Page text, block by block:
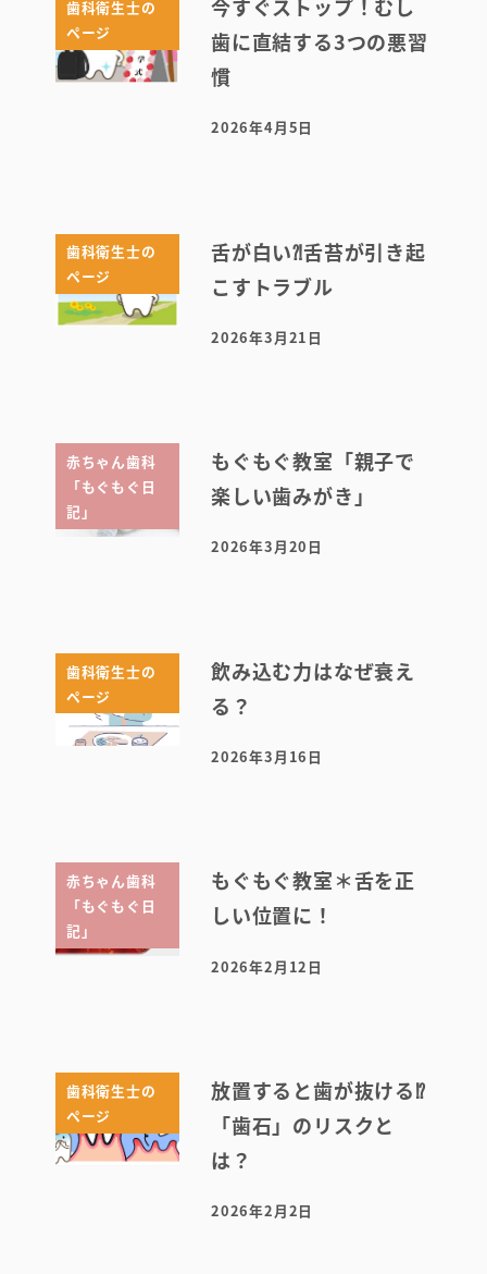
歯科衛生士の
ページ
今すぐストップ！むし
歯に直結する3つの悪習
慣
投稿日
2026年4月5日
歯科衛生士の
ページ
舌が白い⁈舌苔が引き起
こすトラブル
投稿日
2026年3月21日
赤ちゃん歯科
「もぐもぐ日
記」
もぐもぐ教室「親子で
楽しい歯みがき」
投稿日
2026年3月20日
歯科衛生士の
ページ
飲み込む力はなぜ衰え
る？
投稿日
2026年3月16日
赤ちゃん歯科
「もぐもぐ日
記」
もぐもぐ教室＊舌を正
しい位置に！
投稿日
2026年2月12日
歯科衛生士の
ページ
放置すると歯が抜ける⁉
「歯石」のリスクと
は？
投稿日
2026年2月2日